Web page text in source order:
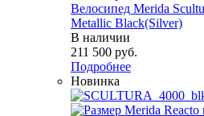
Велосипед Merida
Metallic Black(Silver)
В наличии
211 500 руб.
Подробнее
Новинка